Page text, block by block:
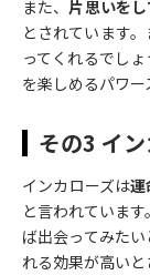
また、片思いを
とされています
ってくれるでし
を楽しめるパワー
その3 イ
インカローズは運
と言われていま
ば出会ってみた
れる効果が高いと